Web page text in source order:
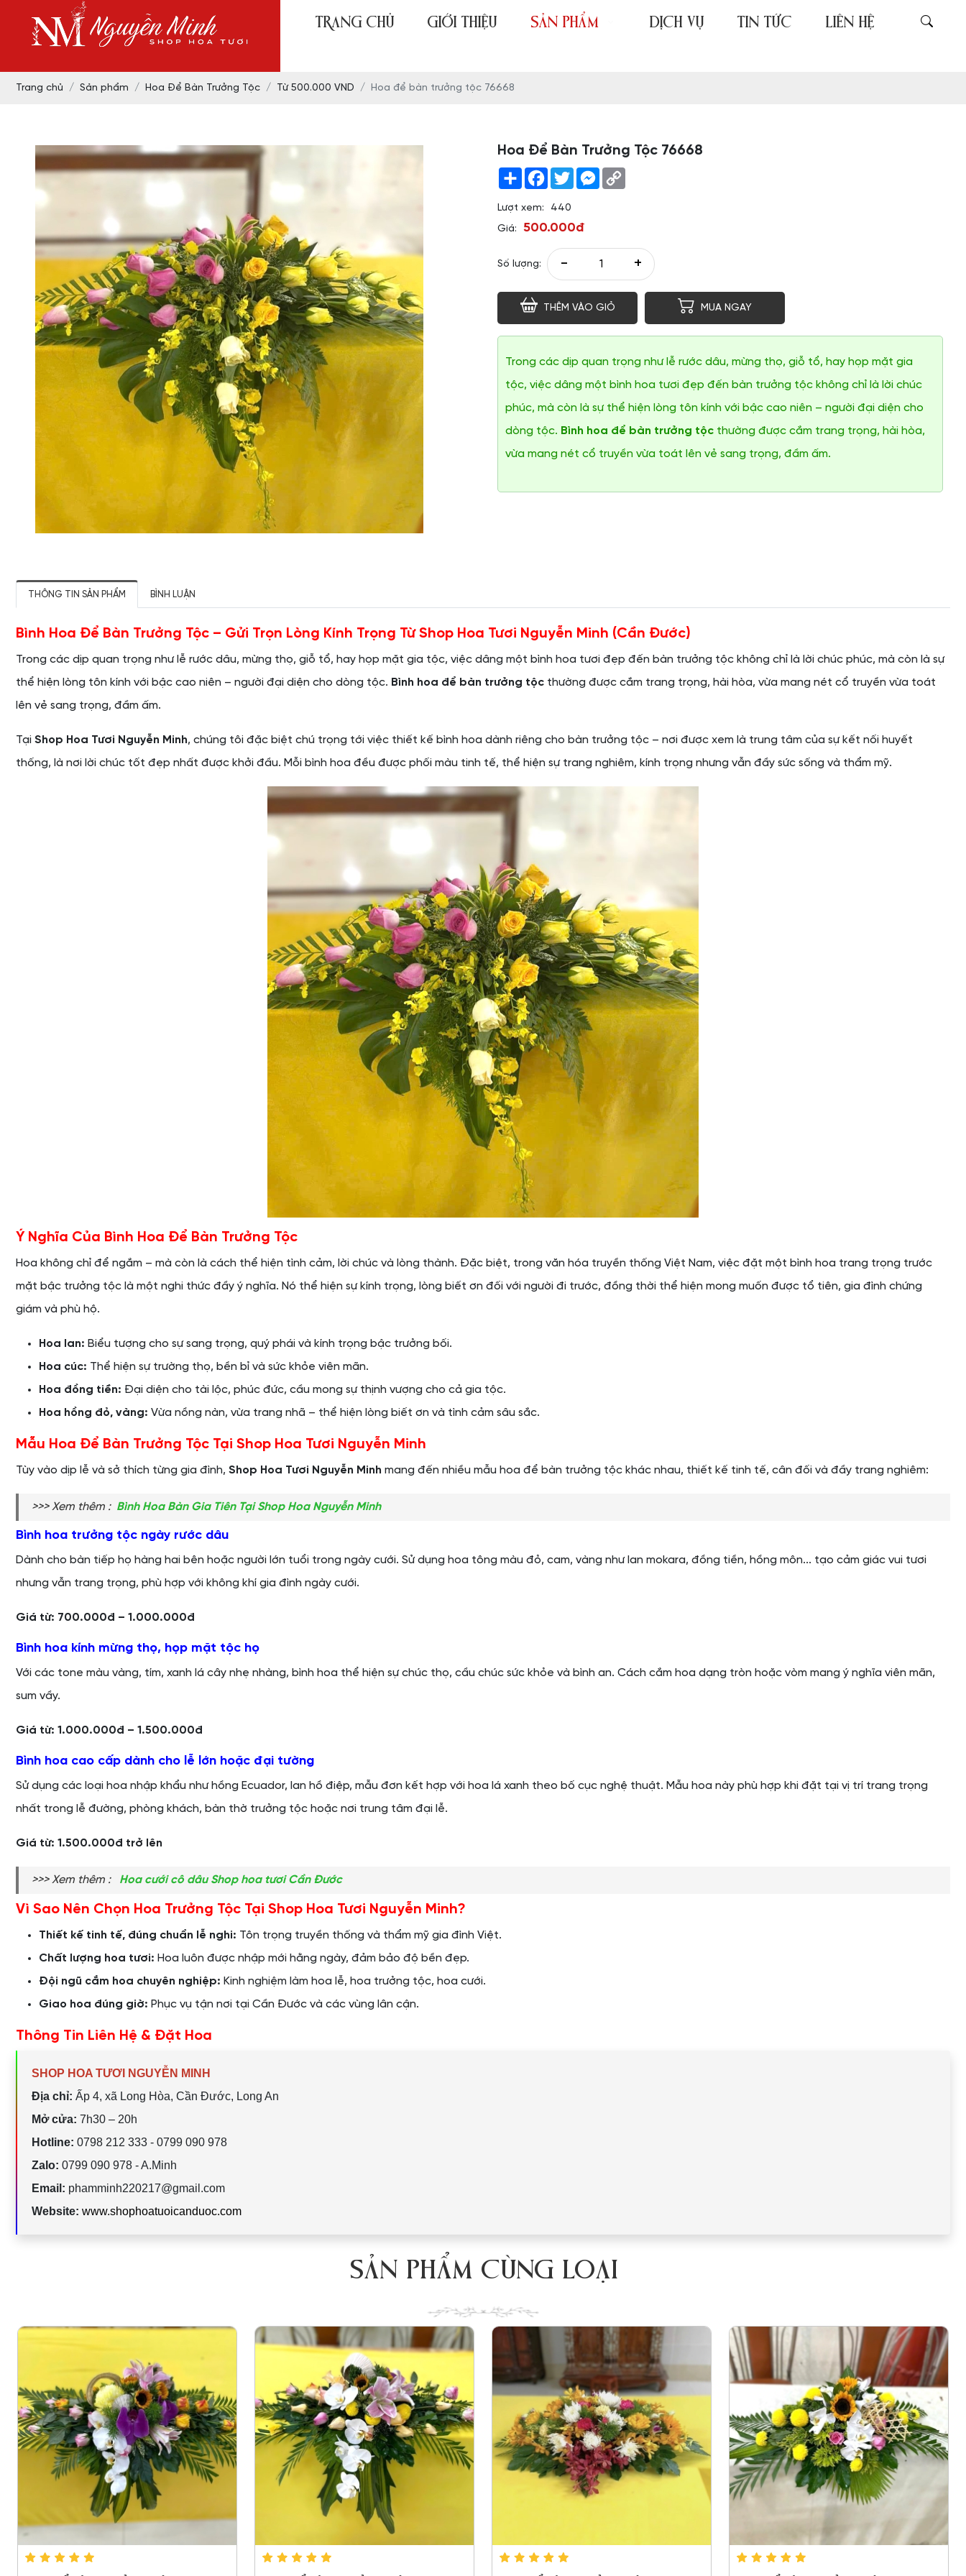
TRANG CHỦ GIỚI THIỆU SẢN PHẨM DỊCH VỤ TIN TỨC LIÊN HỆ
Trang chủ Sản phẩm Hoa Để Bàn Trưởng Tộc Từ 500.000 VND Hoa để bàn trưởng tộc 76668
Hoa Để Bàn Trưởng Tộc 76668
Share Facebook
TwitterMessenger
Lượt xem:
440
Giá:
500.000đ
Số lượng: - +
THÊM VÀO GIỎ MUA NGAY
Trong các dịp quan trọng như lễ rước dâu, mừng thọ, giỗ tổ, hay họp mặt gia
tộc, việc dâng một bình hoa tươi đẹp đến bàn trưởng tộc không chỉ là lời chúc
phúc, mà còn là sự thể hiện lòng tôn kính với bậc cao niên – người đại diện cho
dòng tộc. Bình hoa để bàn trưởng tộc thường được cắm trang trọng, hài hòa,
vừa mang nét cổ truyền vừa toát lên vẻ sang trọng, đầm ấm.
THÔNG TIN SẢN PHẨM BÌNH LUẬN
Bình Hoa Để Bàn Trưởng Tộc – Gửi Trọn Lòng Kính Trọng Từ Shop Hoa Tươi Nguyễn Minh (Cần Đước)
Trong các dịp quan trọng như lễ rước dâu, mừng thọ, giỗ tổ, hay họp mặt gia tộc, việc dâng một bình hoa tươi đẹp đến bàn trưởng tộc không chỉ là lời chúc phúc, mà còn là sự
thể hiện lòng tôn kính với bậc cao niên – người đại diện cho dòng tộc. Bình hoa để bàn trưởng tộc thường được cắm trang trọng, hài hòa, vừa mang nét cổ truyền vừa toát
lên vẻ sang trọng, đầm ấm.
Tại Shop Hoa Tươi Nguyễn Minh, chúng tôi đặc biệt chú trọng tới việc thiết kế bình hoa dành riêng cho bàn trưởng tộc – nơi được xem là trung tâm của sự kết nối huyết
thống, là nơi lời chúc tốt đẹp nhất được khởi đầu. Mỗi bình hoa đều được phối màu tinh tế, thể hiện sự trang nghiêm, kính trọng nhưng vẫn đầy sức sống và thẩm mỹ.
Ý Nghĩa Của Bình Hoa Để Bàn Trưởng Tộc
Hoa không chỉ để ngắm – mà còn là cách thể hiện tình cảm, lời chúc và lòng thành. Đặc biệt, trong văn hóa truyền thống Việt Nam, việc đặt một bình hoa trang trọng trước
mặt bậc trưởng tộc là một nghi thức đầy ý nghĩa. Nó thể hiện sự kính trọng, lòng biết ơn đối với người đi trước, đồng thời thể hiện mong muốn được tổ tiên, gia đình chứng
giám và phù hộ.
Hoa lan: Biểu tượng cho sự sang trọng, quý phái và kính trọng bậc trưởng bối.
Hoa cúc: Thể hiện sự trường thọ, bền bỉ và sức khỏe viên mãn.
Hoa đồng tiền: Đại diện cho tài lộc, phúc đức, cầu mong sự thịnh vượng cho cả gia tộc.
Hoa hồng đỏ, vàng: Vừa nồng nàn, vừa trang nhã – thể hiện lòng biết ơn và tình cảm sâu sắc.
Mẫu Hoa Để Bàn Trưởng Tộc Tại Shop Hoa Tươi Nguyễn Minh
Tùy vào dịp lễ và sở thích từng gia đình, Shop Hoa Tươi Nguyễn Minh mang đến nhiều mẫu hoa để bàn trưởng tộc khác nhau, thiết kế tinh tế, cân đối và đầy trang nghiêm:
>>> Xem thêm : Bình Hoa Bàn Gia Tiên Tại Shop Hoa Nguyễn Minh
Bình hoa trưởng tộc ngày rước dâu
Dành cho bàn tiếp họ hàng hai bên hoặc người lớn tuổi trong ngày cưới. Sử dụng hoa tông màu đỏ, cam, vàng như lan mokara, đồng tiền, hồng môn... tạo cảm giác vui tươi
nhưng vẫn trang trọng, phù hợp với không khí gia đình ngày cưới.
Giá từ: 700.000đ – 1.000.000đ
Bình hoa kính mừng thọ, họp mặt tộc họ
Với các tone màu vàng, tím, xanh lá cây nhẹ nhàng, bình hoa thể hiện sự chúc thọ, cầu chúc sức khỏe và bình an. Cách cắm hoa dạng tròn hoặc vòm mang ý nghĩa viên mãn,
sum vầy.
Giá từ: 1.000.000đ – 1.500.000đ
Bình hoa cao cấp dành cho lễ lớn hoặc đại tường
Sử dụng các loại hoa nhập khẩu như hồng Ecuador, lan hồ điệp, mẫu đơn kết hợp với hoa lá xanh theo bố cục nghệ thuật. Mẫu hoa này phù hợp khi đặt tại vị trí trang trọng
nhất trong lễ đường, phòng khách, bàn thờ trưởng tộc hoặc nơi trung tâm đại lễ.
Giá từ: 1.500.000đ trở lên
>>> Xem thêm : Hoa cưới cô dâu Shop hoa tươi Cần Đước
Vì Sao Nên Chọn Hoa Trưởng Tộc Tại Shop Hoa Tươi Nguyễn Minh?
Thiết kế tinh tế, đúng chuẩn lễ nghi: Tôn trọng truyền thống và thẩm mỹ gia đình Việt.
Chất lượng hoa tươi: Hoa luôn được nhập mới hằng ngày, đảm bảo độ bền đẹp.
Đội ngũ cắm hoa chuyên nghiệp: Kinh nghiệm làm hoa lễ, hoa trưởng tộc, hoa cưới.
Giao hoa đúng giờ: Phục vụ tận nơi tại Cần Đước và các vùng lân cận.
Thông Tin Liên Hệ & Đặt Hoa
SHOP HOA TƯƠI NGUYỄN MINH
Địa chỉ: Ấp 4, xã Long Hòa, Cần Đước, Long An
Mở cửa: 7h30 – 20h
Hotline: 0798 212 333 - 0799 090 978
Zalo: 0799 090 978 - A.Minh
Email: phamminh220217@gmail.com
Website: www.shophoatuoicanduoc.com
SẢN PHẨM CÙNG LOẠI